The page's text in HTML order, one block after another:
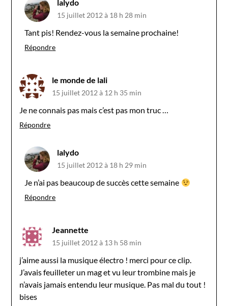
lalydo
15 juillet 2012 à 18 h 28 min
Tant pis! Rendez-vous la semaine prochaine!
Répondre
le monde de lali
15 juillet 2012 à 12 h 35 min
Je ne connais pas mais c’est pas mon truc …
Répondre
lalydo
15 juillet 2012 à 18 h 29 min
Je n’ai pas beaucoup de succès cette semaine
Répondre
Jeannette
15 juillet 2012 à 13 h 58 min
j’aime aussi la musique électro ! merci pour ce clip.
J’avais feuilleter un mag et vu leur trombine mais je
n’avais jamais entendu leur musique. Pas mal du tout !
bises